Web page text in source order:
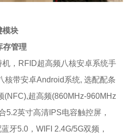
模块
存管理
，RFID超高频八核安卓系统手
核带安卓Android系统, 选配配条
(NFC),超高频(860MHz-960MHz
5.2英寸高清IPS电容触控屏，
牙5.0，WIFI 2.4G/5G双频，